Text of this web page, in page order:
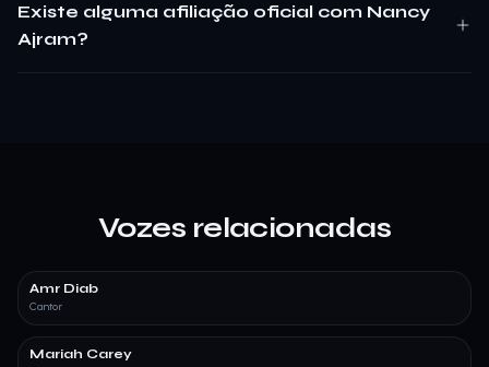
Existe alguma afiliação oficial com Nancy
Ajram?
Vozes relacionadas
Amr Diab
Cantor
Mariah Carey